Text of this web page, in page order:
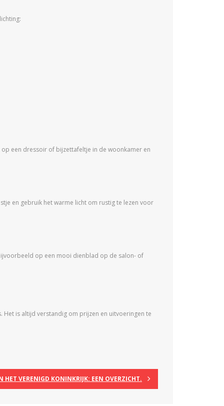
een dressoir of bijzettafeltje in de woonkamer en
en gebruik het warme licht om rustig te lezen voor
op een mooi dienblad op de salon- of
is altijd verstandig om prijzen en uitvoeringen te
VERENIGD KONINKRIJK: EEN OVERZICHT.